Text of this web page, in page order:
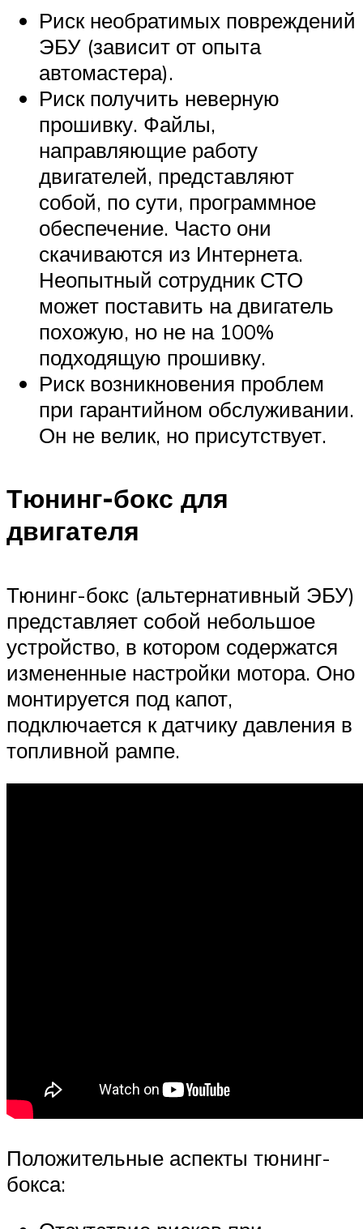
Риск необратимых повреждений
ЭБУ (зависит от опыта
автомастера).
Риск получить неверную
прошивку. Файлы,
направляющие работу
двигателей, представляют
собой, по сути, программное
обеспечение. Часто они
скачиваются из Интернета.
Неопытный сотрудник СТО
может поставить на двигатель
похожую, но не на 100%
подходящую прошивку.
Риск возникновения проблем
при гарантийном обслуживании.
Он не велик, но присутствует.
Тюнинг-бокс для
двигателя
Тюнинг-бокс (альтернативный ЭБУ)
представляет собой небольшое
устройство, в котором содержатся
измененные настройки мотора. Оно
монтируется под капот,
подключается к датчику давления в
топливной рампе.
Положительные аспекты тюнинг-
бокса: